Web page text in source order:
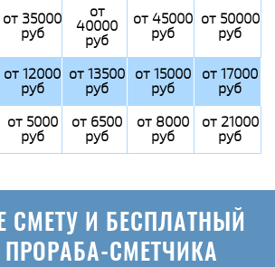
от 35000
руб
от
40000
руб
от 45000
руб
от 50000
руб
от 12000
руб
от 13500
руб
от 15000
руб
от 17000
руб
от 5000
руб
от 6500
руб
от 8000
руб
от 21000
руб
СМЕТУ И БЕСПЛАТНЫЙ
СМЕТЧИКА